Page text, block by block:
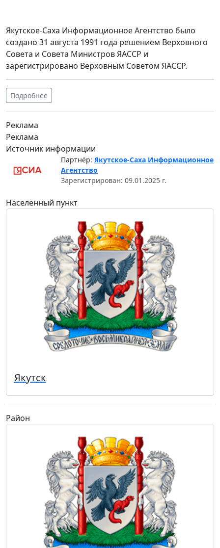
Якутское-Саха Информационное Агентство было
создано 31 августа 1991 года решением Верховного
Совета и Совета Министров ЯАССР и
зарегистрировано Верховным Советом ЯАССР.
Подробнее
Реклама
Реклама
Источник информации
Партнёр: Якутское-Саха Информационное
Агентство
Зарегистрирован: 09.01.2025 г.
Населённый пункт
Якутск
Район